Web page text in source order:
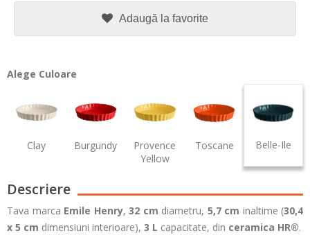
Adaugă la favorite
Alege Culoare
Clay Burgundy
Provence
Yellow
Toscane Belle-Ile
Descriere
Tava marca Emile Henry, 32 cm diametru, 5,7 cm inaltime (30,4
x 5 cm dimensiuni interioare), 3 L capacitate, din ceramica HR®.